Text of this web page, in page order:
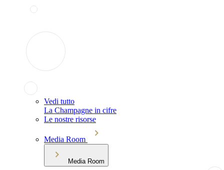
Vedi tutto
La Champagne in cifre
Le nostre risorse
Media Room
Media Room